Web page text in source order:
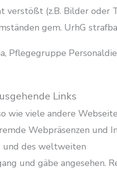
verstößt (z.B. Bilder oder
gem. UrhG
Pflegegruppe
Links
wie viele andere
Webpräsenzen und
und des weltweiten
und gäbe angesehen.